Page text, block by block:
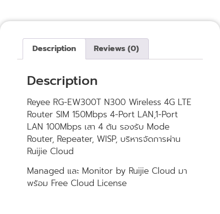
Description Reviews (0)
Description
Reyee RG-EW300T N300 Wireless 4G LTE
Router SIM 150Mbps 4-Port LAN,1-Port
LAN 100Mbps เสา 4 ต้น รองรับ Mode
Router, Repeater, WISP, บริหารจัดการผ่าน
Ruijie Cloud
Managed และ Monitor by Ruijie Cloud มา
พร้อม Free Cloud License